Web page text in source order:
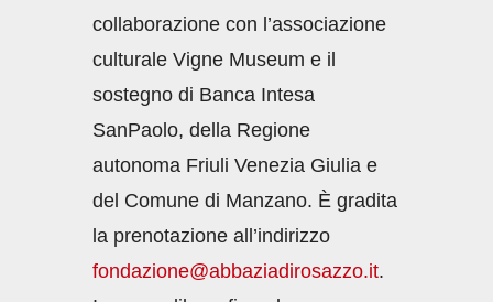
collaborazione con l’associazione
culturale Vigne Museum e il
sostegno di Banca Intesa
SanPaolo, della Regione
autonoma Friuli Venezia Giulia e
del Comune di Manzano. È gradita
la prenotazione all’indirizzo
fondazione@abbaziadirosazzo.it.